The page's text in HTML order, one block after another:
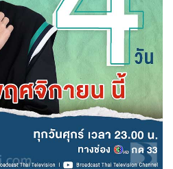
ปกลอส